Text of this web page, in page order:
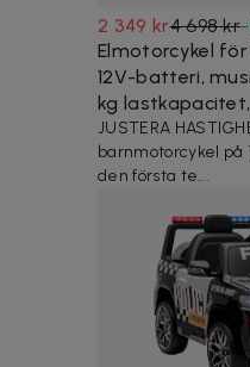
2 349 kr4 698 kr-
Elmotorcykel
12V-batteri,
kg
JUSTERA
barnmotorcykel på
den första te...